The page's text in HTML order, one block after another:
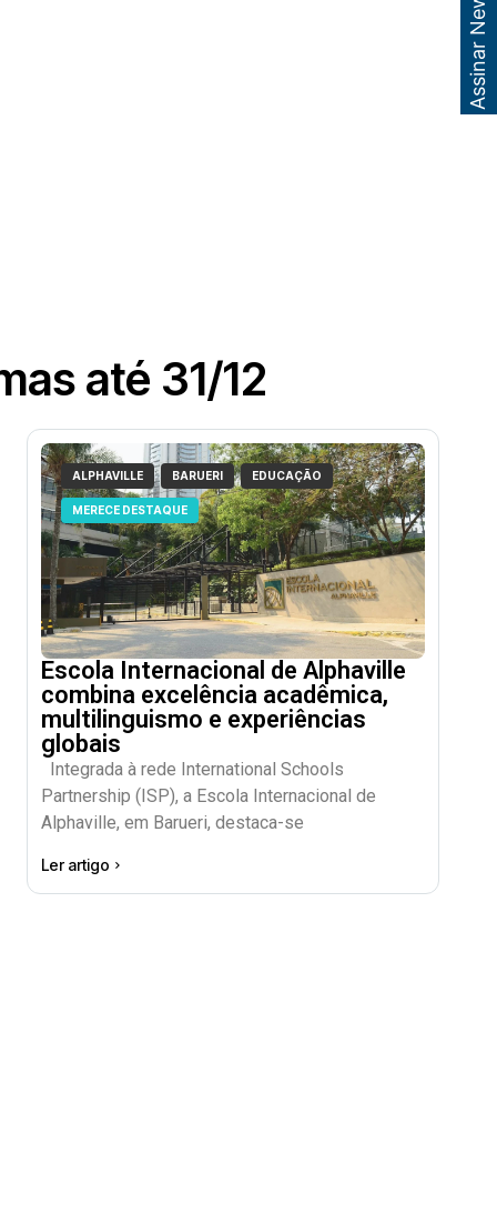
até 31/12
ALPHAVILLE BARUERI EDUCAÇÃO
MERECE DESTAQUE
Escola Internacional de Alphaville
combina excelência acadêmica,
multilinguismo e experiências
globais
Integrada à rede International Schools
Partnership (ISP), a Escola Internacional de
Alphaville, em Barueri, destaca-se
Ler artigo